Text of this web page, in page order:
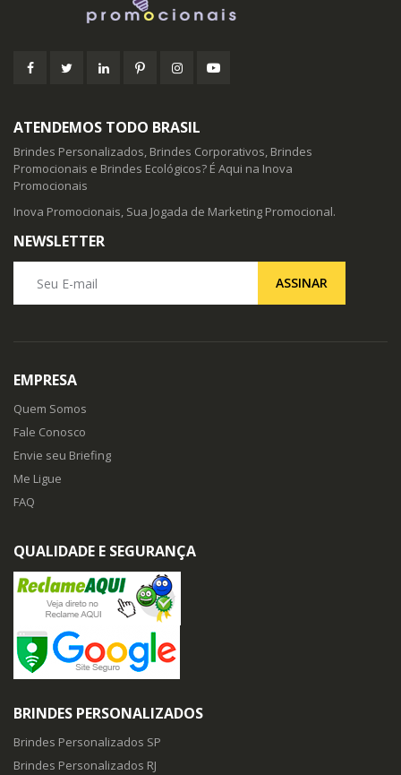
ATENDEMOS TODO BRASIL
Brindes Personalizados, Brindes Corporativos, Brindes
Promocionais e Brindes Ecológicos? É Aqui na Inova
Promocionais
Inova Promocionais, Sua Jogada de Marketing Promocional.
NEWSLETTER
ASSINAR
EMPRESA
Quem Somos
Fale Conosco
Envie seu Briefing
Me Ligue
FAQ
QUALIDADE E SEGURANÇA
BRINDES PERSONALIZADOS
Brindes Personalizados SP
Brindes Personalizados RJ